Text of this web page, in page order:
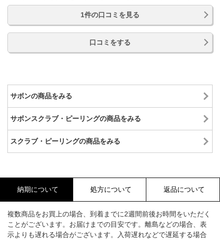
1件の口コミを見る
口コミをする
サボンの商品をみる
サボンスクラブ・ピーリングの商品をみる
スクラブ・ピーリングの商品をみる
納期について 処方について 返品について
複数商品をお買上の場合、到着までに2週間前後お時間をいただく
ことがございます。お届けまでの目安です。離島などの場合、表
示よりも遅れる場合がございます。入荷遅れなどで遅延する場合